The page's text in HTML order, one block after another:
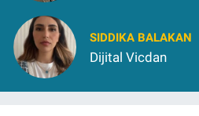
SIDDIKA BALAKAN
Dijital Vicdan